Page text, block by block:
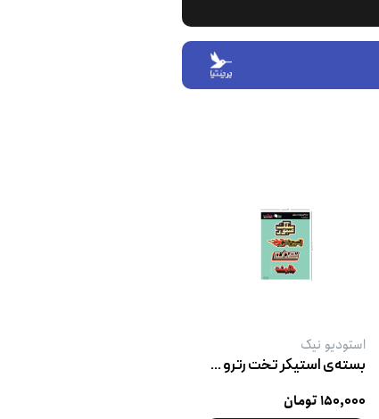
استودیو نیک
بسته‌ی استیکر تخت رترو پک ۶
۱۵۰,۰۰۰ تومان